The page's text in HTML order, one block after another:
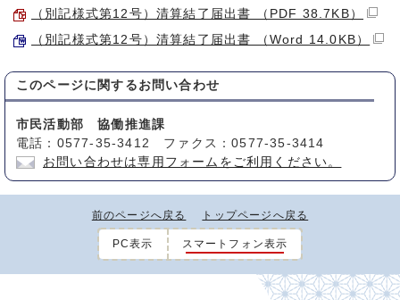
（別記様式第12号）清算結了届出書 （PDF 38.7KB）
（別記様式第12号）清算結了届出書 （Word 14.0KB）
このページに関する お問い合わせ
市民活動部 協働推進課
電話：0577-35-3412 ファクス：0577-35-3414
お問い合わせは専用フォームをご利用ください。
前のページへ戻る トップページへ戻る
PC表示 スマートフォン表示